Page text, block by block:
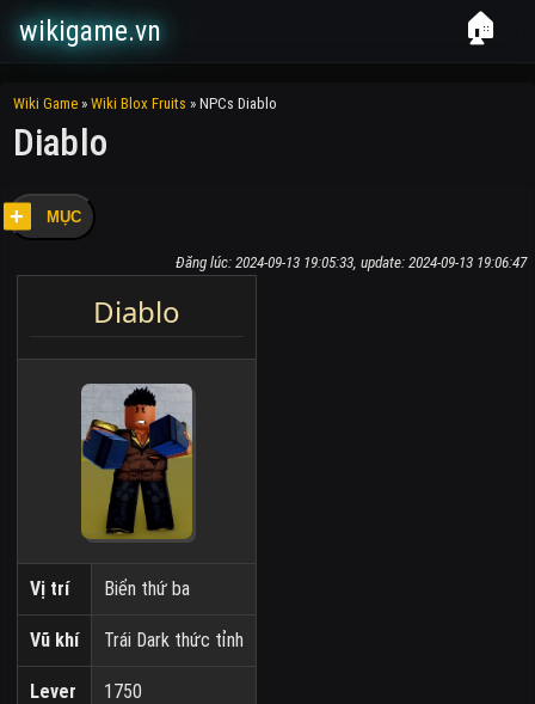
wikigame.vn 🏠
Wiki Game » Wiki Blox Fruits » NPCs Diablo
Diablo
MỤC
Đăng lúc: 2024-09-13 19:05:33, update: 2024-09-13 19:06:47
Diablo
Vị trí Biển thứ ba
Vũ khí Trái Dark thức tỉnh
Lever 1750